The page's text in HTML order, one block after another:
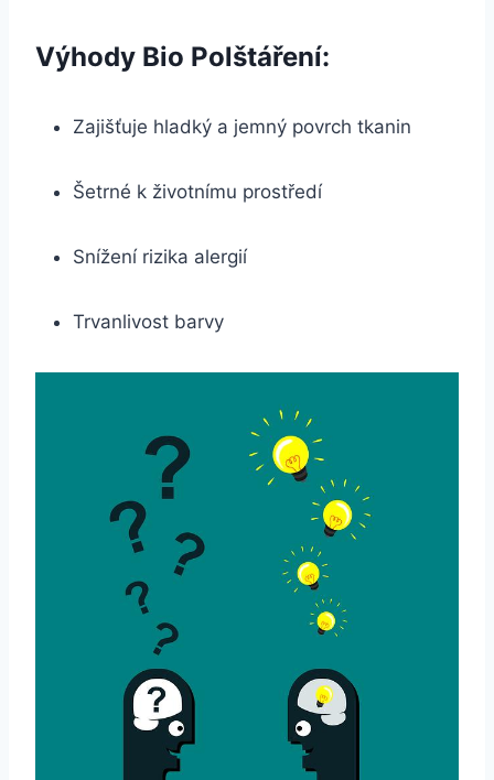
Výhody Bio Polštáření:
Zajišťuje hladký a jemný povrch tkanin
Šetrné k životnímu prostředí
Snížení rizika alergií
Trvanlivost ‍barvy